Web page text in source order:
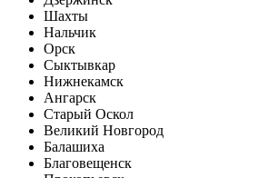
Шахты
Нальчик
Орск
Сыктывкар
Нижнекамск
Ангарск
Старый Оскол
Великий Новгород
Балашиха
Благовещенск